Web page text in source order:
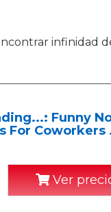
infinidad
Funny
For Coworkers
Ver